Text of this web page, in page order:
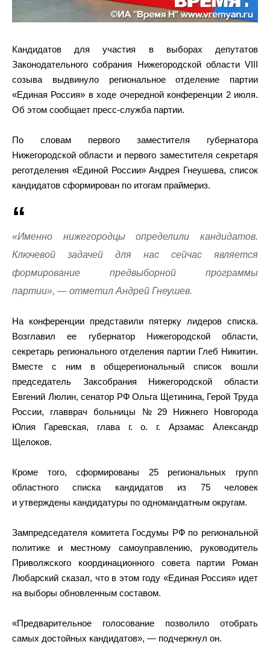
Кандидатов для участия в выборах депутатов
Законодательного собрания Нижегородской области VIII
созыва выдвинуло региональное отделение партии
«Единая Россия» в ходе очередной конференции 2 июля.
Об этом сообщает пресс-служба партии.
По словам первого заместителя губернатора
Нижегородской области и первого заместителя секретаря
реготделения «Единой России» Андрея Гнеушева, список
кандидатов сформирован по итогам праймериз.
«Именно нижегородцы определили кандидатов.
Ключевой задачей для нас сейчас является
формирование предвыборной программы
партии», — отметил Андрей Гнеушев.
На конференции представили пятерку лидеров списка.
Возглавил ее губернатор Нижегородской области,
секретарь регионального отделения партии Глеб Никитин.
Вместе с ним в общерегиональный список вошли
председатель Заксобрания Нижегородской области
Евгений Люлин, сенатор РФ Ольга Щетинина, Герой Труда
России, главврач больницы № 29 Нижнего Новгорода
Юлия Гаревская, глава г. о. г. Арзамас Александр
Щелоков.
Кроме того, сформированы 25 региональных групп
областного списка кандидатов из 75 человек
и утверждены кандидатуры по одномандатным округам.
Зампредседателя комитета Госдумы РФ по региональной
политике и местному самоуправлению, руководитель
Приволжского координационного совета партии Роман
Любарский сказал, что в этом году «Единая Россия» идет
на выборы обновленным составом.
«Предварительное голосование позволило отобрать
самых достойных кандидатов», — подчеркнул он.